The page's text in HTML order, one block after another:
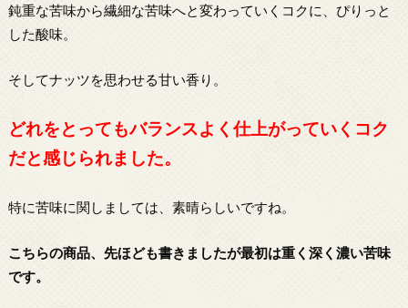
鈍重な苦味から繊細な苦味へと変わっていくコクに、ぴりっと
した酸味。
そしてナッツを思わせる甘い香り。
どれをとってもバランスよく仕上がっていくコク
だと感じられました。
特に苦味に関しましては、素晴らしいですね。
こちらの商品、先ほども書きましたが最初は重く深く濃い苦味
です。